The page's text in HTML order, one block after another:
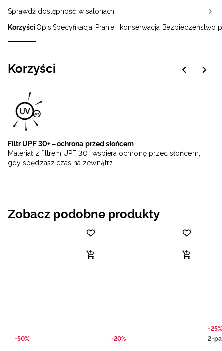
KorzyściOpis Specyfikacja Pranie i konserwacja Bezpieczeństwo
Korzyści
Filtr UPF 30+ – ochrona przed słońcem
Materiał z filtrem UPF 30+ wspiera ochronę przed słońcem,
gdy spędzasz czas na zewnątrz.
Sprawdź dostępność w salonach
Zobacz podobne produkty
-50% -20%
-25%
2-